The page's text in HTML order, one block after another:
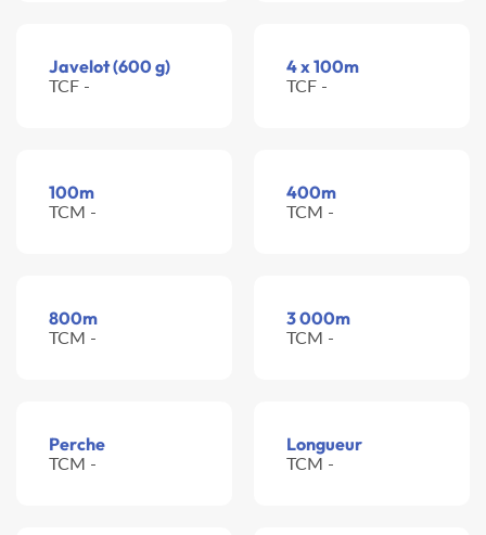
Javelot (600 g)
TCF -
4 x 100m
TCF -
100m
TCM -
400m
TCM -
800m
TCM -
3 000m
TCM -
Perche
TCM -
Longueur
TCM -